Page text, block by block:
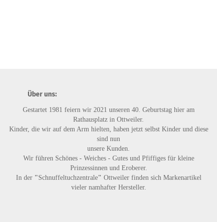
Über uns:
Gestartet 1981 feiern wir 2021 unseren 40. Geburtstag hier am
Rathausplatz in Ottweiler.
Kinder, die wir auf dem Arm hielten, haben jetzt selbst Kinder und diese
sind nun
unsere Kunden.
Wir führen Schönes - Weiches - Gutes und Pfiffigesfür kleine
Prinzessinnen und Eroberer.
In der " Schnuffeltuchzentrale" Ottweiler finden sich Markenartikel
vieler namhafter Hersteller.